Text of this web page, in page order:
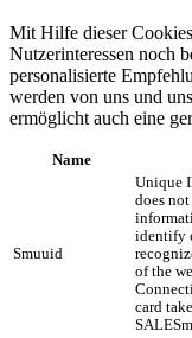
Mit Hilfe dieser
Nutzerinteressen noch
personalisierte
werden von uns und
ermöglicht auch eine
Name
Smuuid
Unique
does
identify
of the
card